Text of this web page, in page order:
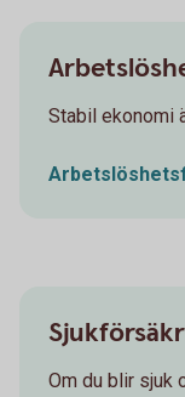
Stabil ekonomi
Om du blir sjuk